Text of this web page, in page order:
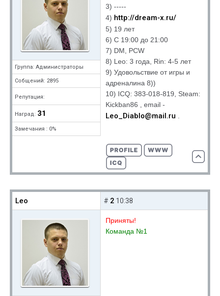
Группа: Администраторы
Собщений: 2895
Репутация:
Наград: 31
Замечания : 0%
3) -----
4) http://dream-x.ru/
5) 19 лет
6) С 19:00 до 21:00
7) DM, PCW
8) Leo: 3 года, Rin: 4-5 лет
9) Удовольствие от игры и
адреналина 8))
10) ICQ: 383-018-819, Steam:
Kickban86 , email -
Leo_Diablo@mail.ru
Leo # 2 10:38
Приняты!
Команда №1